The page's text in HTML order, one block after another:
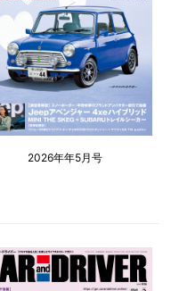
2026年年5月号